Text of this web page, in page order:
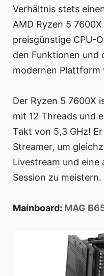
Verhältnis stets
AMD Ryzen 5
preisgünstige CPU-
den Funktionen und
modernen Plattform
Der Ryzen 5 7600X
mit 12 Threads und
Takt von 5,3 GHz!
Streamer, um
Livestream und eine
Session zu meistern.
Mainboard: MAG